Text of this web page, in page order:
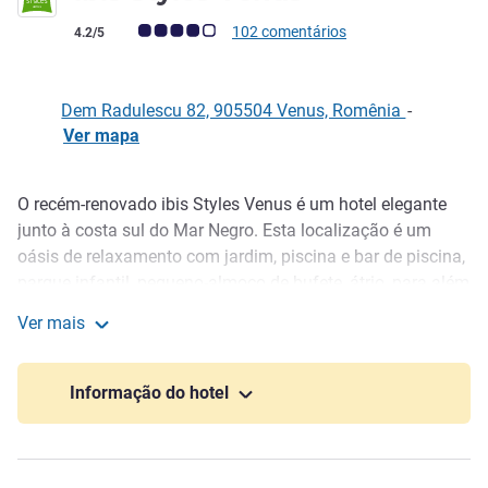
Nota clientes Avis (Classificação ALL)
4.2/5 102 comentários
Dem Radulescu 82, 905504 Venus, Romênia -
Ver mapa
Descrição
O recém-renovado ibis Styles Venus é um hotel elegante
junto à costa sul do Mar Negro. Esta localização é um
oásis de relaxamento com jardim, piscina e bar de piscina,
praia e de várias atrações. O design colorido e inovador do
ibis Styles Venus foi concebido para oferecer uma
sensação de selva aos nossos hóspedes, bem como
Venus é uma pequena cidade na costa sul do Mar Negro. A
Ver mais
Informação do hotel